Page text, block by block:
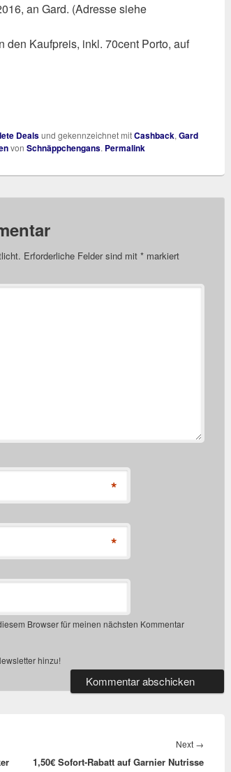
an Gard. (Adresse siehe
den Kaufpreis, inkl. 70cent Porto, auf
Dealsund gekennzeichnet mitCashback, Gard
von Schnäppchengans. Permalink
Erforderliche Felder sind mit * markiert
*
*
Browser für meinen nächsten Kommentar
hinzu!
Next →
post:
1,50€ Sofort-Rabatt auf Garnier Nutrisse